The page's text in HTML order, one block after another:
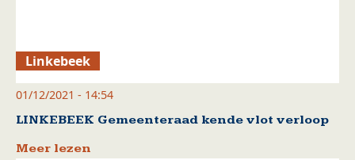
Linkebeek
01/12/2021 - 14:54
LINKEBEEK Gemeenteraad kende vlot verloop
Meer lezen